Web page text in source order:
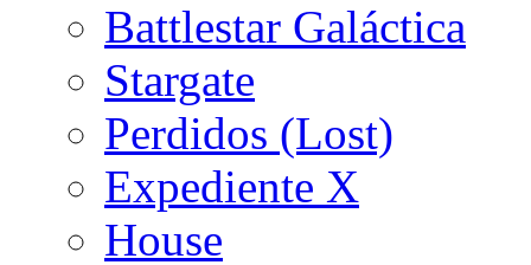
Battlestar Galáctica
Stargate
Perdidos (Lost)
Expediente X
House